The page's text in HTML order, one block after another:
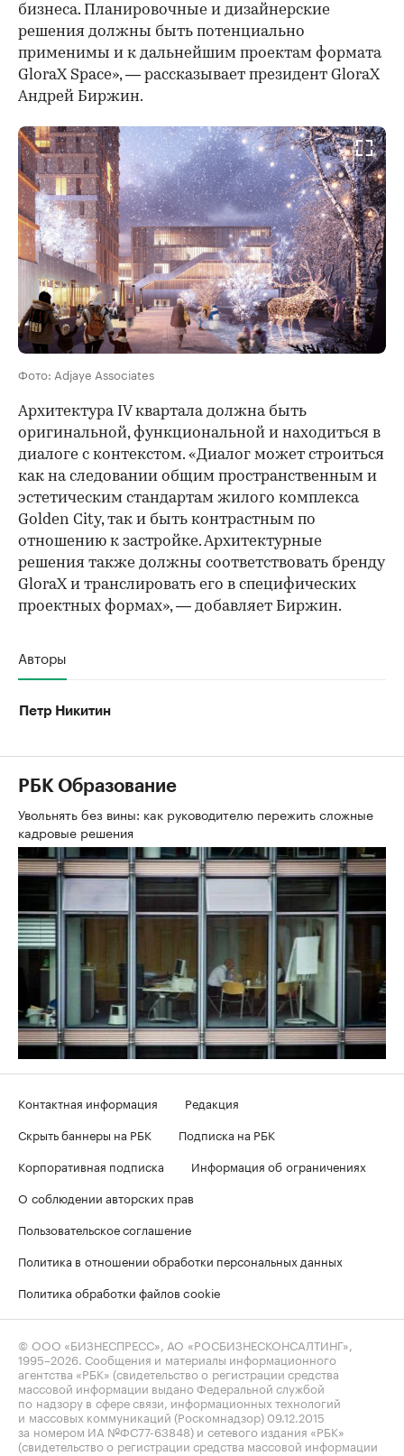
бизнеса. Планировочные и дизайнерские
решения должны быть потенциально
применимы и к дальнейшим проектам формата
GloraX Space», — рассказывает президент GloraX
Андрей Биржин.
Фото: Adjaye Associates
Архитектура IV квартала должна быть
оригинальной, функциональной и находиться в
диалоге с контекстом. «Диалог может строиться
как на следовании общим пространственным и
эстетическим стандартам жилого комплекса
Golden City, так и быть контрастным по
отношению к застройке. Архитектурные
решения также должны соответствовать бренду
GloraX и транслировать его в специфических
проектных формах», — добавляет Биржин.
Авторы
Петр Никитин
РБК Образование
Увольнять без вины: как руководителю пережить сложные
кадровые решения
Контактная информация
Редакция
Скрыть баннеры на РБК
Подписка на РБК
Корпоративная подписка
Информация об ограничениях
О соблюдении авторских прав
Пользовательское соглашение
Политика в отношении обработки персональных данных
Политика обработки файлов cookie
© ООО «БИЗНЕСПРЕСС», АО «РОСБИЗНЕСКОНСАЛТИНГ»,
1995–2026. Сообщения и материалы информационного
агентства «РБК» (свидетельство о регистрации средства
массовой информации выдано Федеральной службой
по надзору в сфере связи, информационных технологий
и массовых коммуникаций (Роскомнадзор) 09.12.2015
за номером ИА №ФС77-63848) и сетевого издания «РБК»
(свидетельство о регистрации средства массовой информации